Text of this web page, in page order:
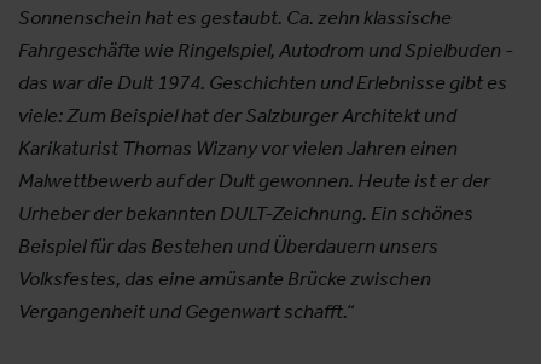
Sonnenschein hat es gestaubt. Ca. zehn klassische
Fahrgeschäfte wie Ringelspiel, Autodrom und Spielbuden -
das war die Dult 1974. Geschichten und Erlebnisse gibt es
viele: Zum Beispiel hat der Salzburger Architekt und
Karikaturist Thomas Wizany vor vielen Jahren einen
Malwettbewerb auf der Dult gewonnen. Heute ist er der
Urheber der bekannten DULT-Zeichnung. Ein schönes
Beispiel für das Bestehen und Überdauern unsers
Volksfestes, das eine amüsante Brücke zwischen
Vergangenheit und Gegenwart schafft.“